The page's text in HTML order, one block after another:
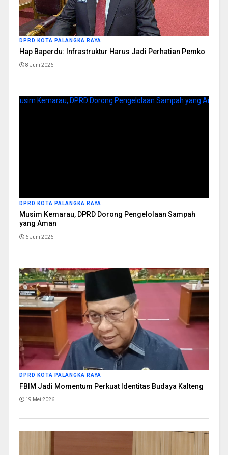
DPRD KOTA PALANGKA RAYA
Hap Baperdu: Infrastruktur Harus Jadi Perhatian Pemko
8 Juni 2026
DPRD KOTA PALANGKA RAYA
Musim Kemarau, DPRD Dorong Pengelolaan Sampah
yang Aman
6 Juni 2026
DPRD KOTA PALANGKA RAYA
FBIM Jadi Momentum Perkuat Identitas Budaya Kalteng
19 Mei 2026